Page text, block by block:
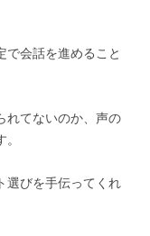
で会話を進めること
れてないのか、声の
選びを手伝ってくれ